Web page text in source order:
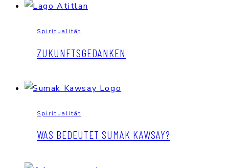
Spiritualität
ZUKUNFTSGEDANKEN
Spiritualität
WAS BEDEUTET SUMAK KAWSAY?